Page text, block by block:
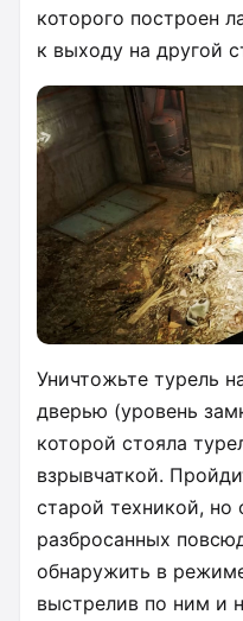
которого построен
к выходу на другой
Уничтожьте турель
дверью (уровень
которой стояла
взрывчаткой.
старой техникой, но
разбросанных
обнаружить в
выстрелив по ним и